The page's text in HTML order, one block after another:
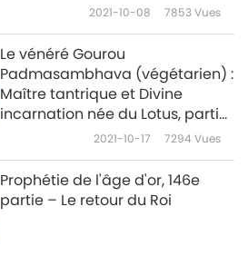
2021-10-08 7853Vues
Le vénéré Gourou
Padmasambhava (végétarien) :
Maître tantrique et Divine
incarnation née du Lotus, partie
2021-10-17 7294 Vues
Prophétie de l'âge d'or, 146e
partie – Le retour du Roi